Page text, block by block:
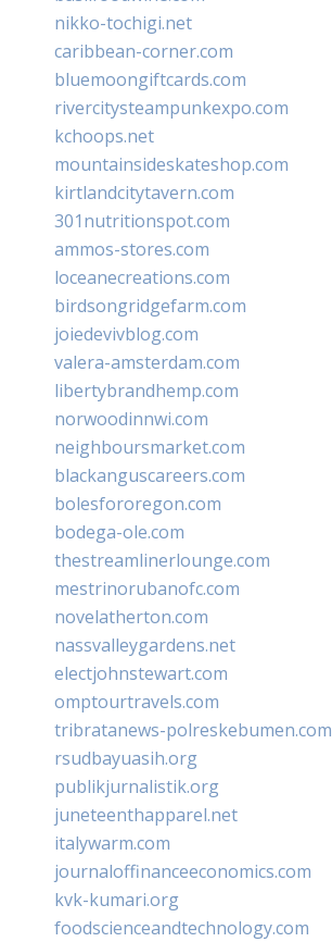
nikko-tochigi.net
caribbean-corner.com
bluemoongiftcards.com
rivercitysteampunkexpo.com
kchoops.net
mountainsideskateshop.com
kirtlandcitytavern.com
301nutritionspot.com
ammos-stores.com
loceanecreations.com
birdsongridgefarm.com
joiedevivblog.com
valera-amsterdam.com
libertybrandhemp.com
norwoodinnwi.com
neighboursmarket.com
blackanguscareers.com
bolesfororegon.com
bodega-ole.com
thestreamlinerlounge.com
mestrinorubanofc.com
novelatherton.com
nassvalleygardens.net
electjohnstewart.com
omptourtravels.com
tribratanews-polreskebumen.com
rsudbayuasih.org
publikjurnalistik.org
juneteenthapparel.net
italywarm.com
journaloffinanceeconomics.com
kvk-kumari.org
foodscienceandtechnology.com